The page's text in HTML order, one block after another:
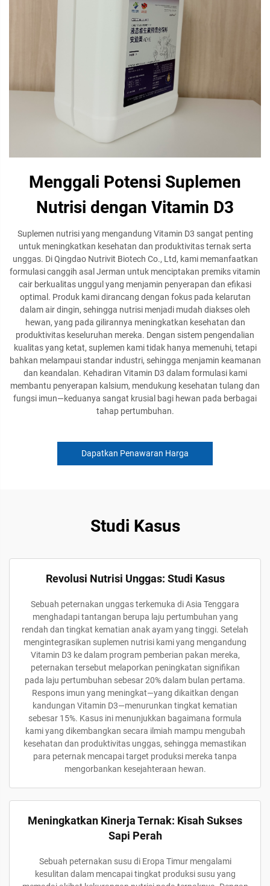
Menggali Potensi Suplemen
Nutrisi dengan Vitamin D3
Suplemen nutrisi yang mengandung Vitamin D3 sangat penting
untuk meningkatkan kesehatan dan produktivitas ternak serta
unggas. Di Qingdao Nutrivit Biotech Co., Ltd, kami memanfaatkan
formulasi canggih asal Jerman untuk menciptakan premiks vitamin
cair berkualitas unggul yang menjamin penyerapan dan efikasi
optimal. Produk kami dirancang dengan fokus pada kelarutan
dalam air dingin, sehingga nutrisi menjadi mudah diakses oleh
hewan, yang pada gilirannya meningkatkan kesehatan dan
produktivitas keseluruhan mereka. Dengan sistem pengendalian
kualitas yang ketat, suplemen kami tidak hanya memenuhi, tetapi
bahkan melampaui standar industri, sehingga menjamin keamanan
dan keandalan. Kehadiran Vitamin D3 dalam formulasi kami
membantu penyerapan kalsium, mendukung kesehatan tulang dan
fungsi imun—keduanya sangat krusial bagi hewan pada berbagai
tahap pertumbuhan.
Dapatkan Penawaran Harga
Studi Kasus
Revolusi Nutrisi Unggas: Studi Kasus
Sebuah peternakan unggas terkemuka di Asia Tenggara
menghadapi tantangan berupa laju pertumbuhan yang
rendah dan tingkat kematian anak ayam yang tinggi. Setelah
mengintegrasikan suplemen nutrisi kami yang mengandung
Vitamin D3 ke dalam program pemberian pakan mereka,
peternakan tersebut melaporkan peningkatan signifikan
pada laju pertumbuhan sebesar 20% dalam bulan pertama.
Respons imun yang meningkat—yang dikaitkan dengan
kandungan Vitamin D3—menurunkan tingkat kematian
sebesar 15%. Kasus ini menunjukkan bagaimana formula
kami yang dikembangkan secara ilmiah mampu mengubah
kesehatan dan produktivitas unggas, sehingga memastikan
para peternak mencapai target produksi mereka tanpa
mengorbankan kesejahteraan hewan.
Meningkatkan Kinerja Ternak: Kisah Sukses
Sapi Perah
Sebuah peternakan susu di Eropa Timur mengalami
kesulitan dalam mencapai tingkat produksi susu yang